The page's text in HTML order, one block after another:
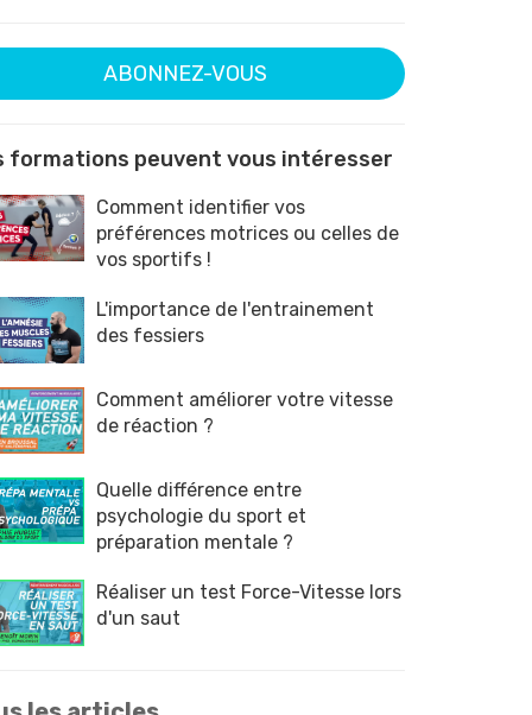
ABONNEZ-VOUS
formations peuvent vous intéresser
Comment identifier vos
préférences motrices ou celles de
vos sportifs !
L'importance de l'entrainement
des fessiers
Comment améliorer votre vitesse
de réaction ?
Quelle différence entre
psychologie du sport et
préparation mentale ?
Réaliser un test Force-Vitesse lors
d'un saut